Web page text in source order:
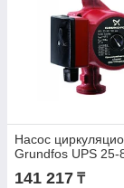
Насос
Grundfos UPS 25-
141 217 ₸